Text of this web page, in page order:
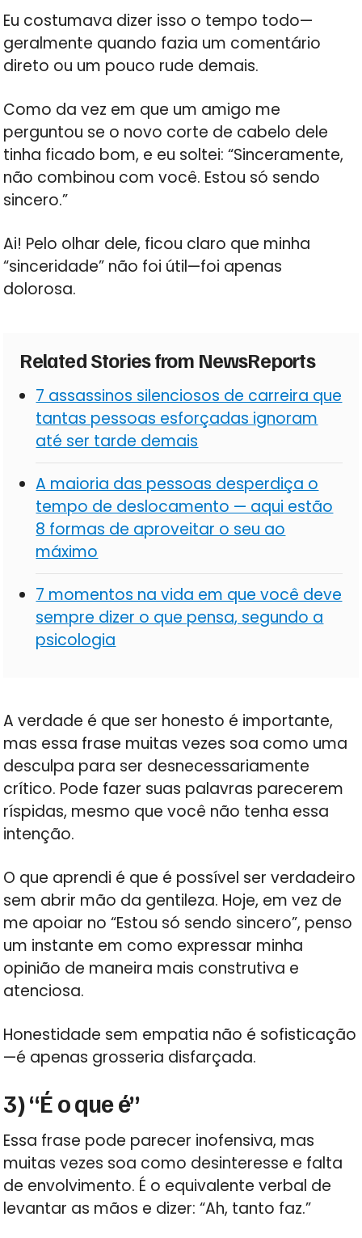
Eu costumava dizer isso o tempo todo—
geralmente quando fazia um comentário
direto ou um pouco rude demais.
Como da vez em que um amigo me
perguntou se o novo corte de cabelo dele
tinha ficado bom, e eu soltei: “Sinceramente,
não combinou com você. Estou só sendo
sincero.”
Ai! Pelo olhar dele, ficou claro que minha
“sinceridade” não foi útil—foi apenas
dolorosa.
Related Stories from NewsReports
7 assassinos silenciosos de carreira que
tantas pessoas esforçadas ignoram
até ser tarde demais
A maioria das pessoas desperdiça o
tempo de deslocamento — aqui estão
8 formas de aproveitar o seu ao
máximo
7 momentos na vida em que você deve
sempre dizer o que pensa, segundo a
psicologia
A verdade é que ser honesto é importante,
mas essa frase muitas vezes soa como uma
desculpa para ser desnecessariamente
crítico. Pode fazer suas palavras parecerem
ríspidas, mesmo que você não tenha essa
intenção.
O que aprendi é que é possível ser verdadeiro
sem abrir mão da gentileza. Hoje, em vez de
me apoiar no “Estou só sendo sincero”, penso
um instante em como expressar minha
opinião de maneira mais construtiva e
atenciosa.
Honestidade sem empatia não é sofisticação
—é apenas grosseria disfarçada.
3) “É o que é”
Essa frase pode parecer inofensiva, mas
muitas vezes soa como desinteresse e falta
de envolvimento. É o equivalente verbal de
levantar as mãos e dizer: “Ah, tanto faz.”